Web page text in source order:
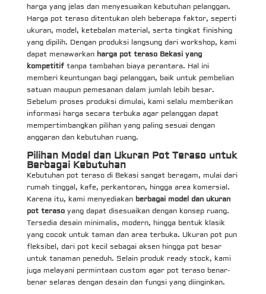
harga yang jelas dan menyesuaikan kebutuhan pelanggan.
Harga pot teraso ditentukan oleh beberapa faktor, seperti
ukuran, model, ketebalan material, serta tingkat finishing
yang dipilih. Dengan produksi langsung dari workshop, kami
dapat menawarkan harga pot teraso Bekasi yang
kompetitiftanpa tambahan biaya perantara. Hal ini
memberi keuntungan bagi pelanggan, baik untuk pembelian
satuan maupun pemesanan dalam jumlah lebih besar.
Sebelum proses produksi dimulai, kami selalu memberikan
informasi harga secara terbuka agar pelanggan dapat
mempertimbangkan pilihan yang paling sesuai dengan
anggaran dan kebutuhan ruang.
Pilihan Model dan Ukuran Pot Teraso untuk
Berbagai Kebutuhan
Kebutuhan pot teraso di Bekasi sangat beragam, mulai dari
rumah tinggal, kafe, perkantoran, hingga area komersial.
Karena itu, kami menyediakan berbagai model dan ukuran
pot terasoyang dapat disesuaikan dengan konsep ruang.
Tersedia desain minimalis, modern, hingga bentuk klasik
yang cocok untuk taman dan area terbuka. Ukuran pot pun
fleksibel, dari pot kecil sebagai aksen hingga pot besar
untuk tanaman peneduh. Selain produk ready stock, kami
juga melayani permintaan custom agar pot teraso benar-
benar selaras dengan desain dan fungsi yang diinginkan.